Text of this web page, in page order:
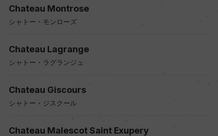
Chateau Montrose
シャトー・モンローズ
Chateau Lagrange
シャトー・ラグランジュ
Chateau Giscours
シャトー・ジスクール
Chateau Malescot Saint Exupery